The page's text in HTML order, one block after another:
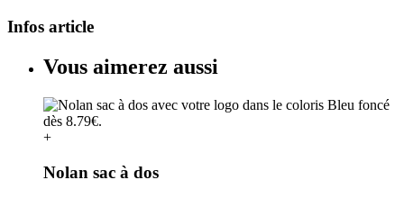
Infos article
Vous aimerez aussi
+
Nolan sac à dos